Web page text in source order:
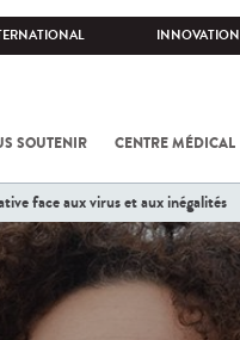
INNOVATION
SOUTENIR CENTRE MÉDICAL
face aux virus et aux inégalités